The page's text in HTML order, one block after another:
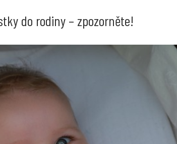
do rodiny – zpozorněte!